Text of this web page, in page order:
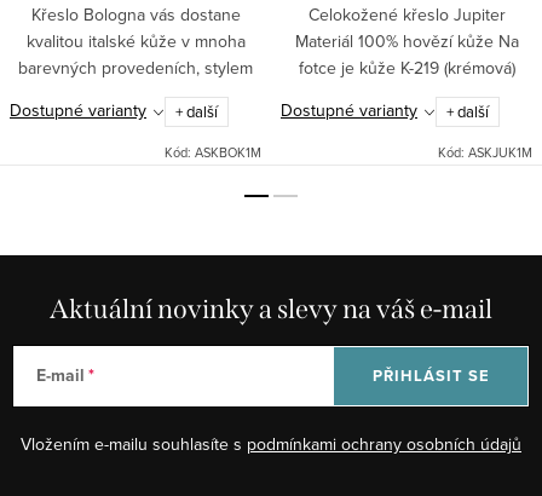
Křeslo Bologna vás dostane
kvalitou italské kůže v mnoha
barevných provedeních, stylem
prošití dvojitým švem, ale
především svým pohodlím. Za
tuto cenu a v této kvalitě nemá...
Dostupné varianty + další
Kód: ASKBOK1M
Celokožené křeslo Jupiter
Materiál 100% hovězí kůže Na
fotce je kůže K-219 (krémová)
Křeslo je celokožené i ze zadu.
Vnitřní výplň je ze SILIKONU, což
zajišťuje perfektní...
Dostupné varianty + další
Kód: ASKJUK1M
Aktuální novinky a slevy na váš e-mail
E-mail
Vložením e-mailu souhlasíte s podmínkami ochrany osobních údajů
PŘIHLÁSIT SE